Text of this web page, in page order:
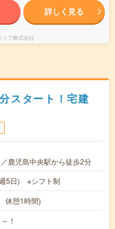
詳しく見る
フ株式会社
スタート！宅建
鹿児島中央駅から徒歩2分
5日) ※シフト制
休憩1時間)
！